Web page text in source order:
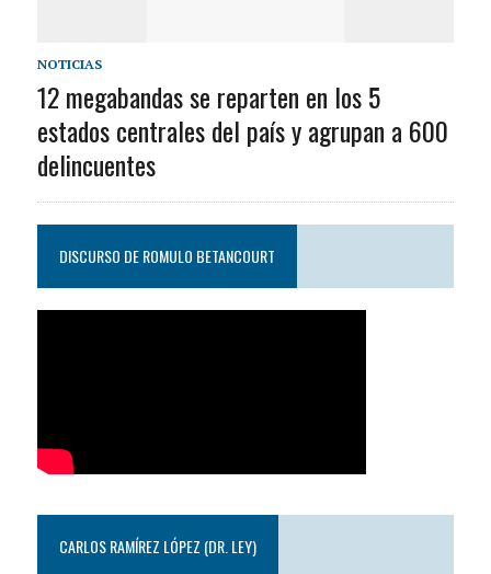
NOTICIAS
12 megabandas se reparten en los 5
estados centrales del país y agrupan a 600
delincuentes
DISCURSO DE ROMULO BETANCOURT
CARLOS RAMÍREZ LÓPEZ (DR. LEY)